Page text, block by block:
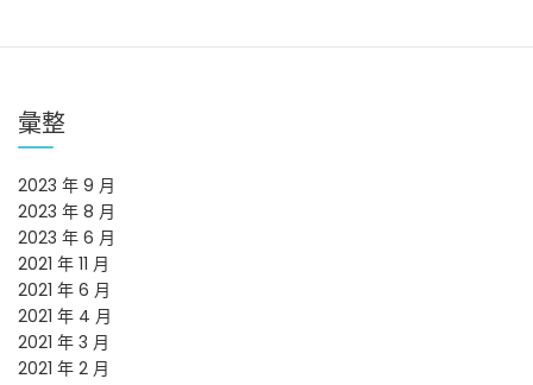
彙整
2023 年 9 月
2023 年 8 月
2023 年 6 月
2021 年 11 月
2021 年 6 月
2021 年 4 月
2021 年 3 月
2021 年 2 月